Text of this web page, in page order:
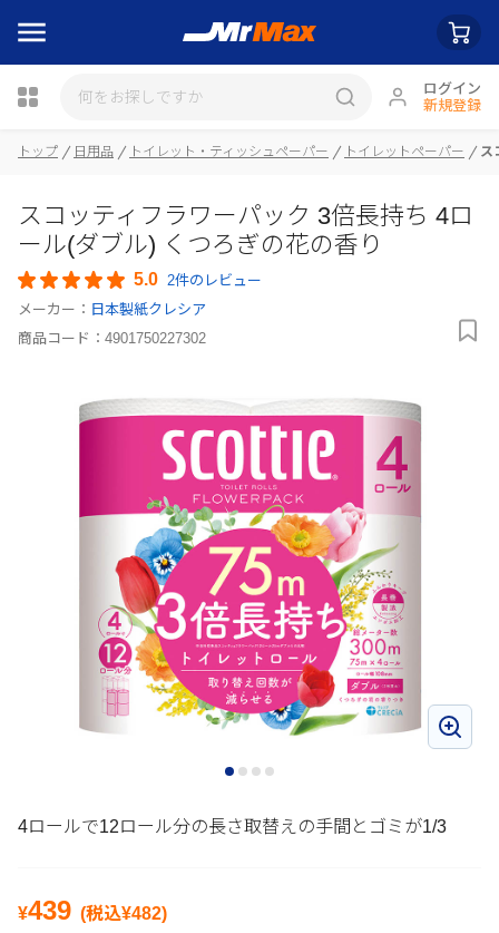
ログイン
新規登録
瓶詰
トップ 日用品 トイレット・ティッシュペーパー トイレットペーパー ス
スコッティフラワーパック 3倍長持ち 4ロ
ール(ダブル) くつろぎの花の香り
5.0 2件のレビュー
メーカー： 日本製紙クレシア
商品コード： 4901750227302
4ロールで12ロール分の長さ取替えの手間とゴミが1/3
¥439 (税込¥482)